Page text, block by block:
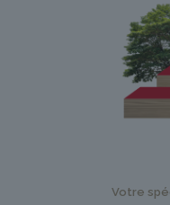
Votre